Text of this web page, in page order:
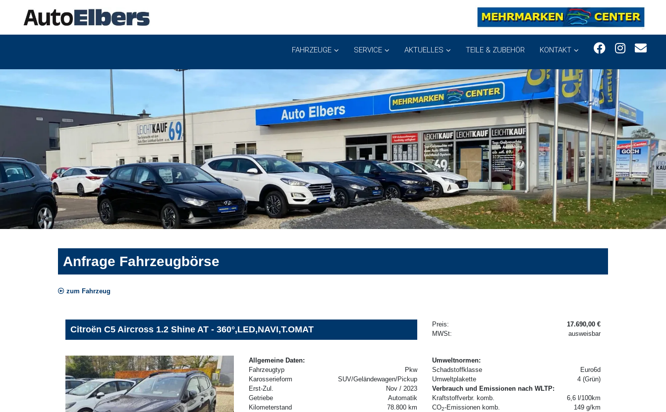
FAHRZEUGE SERVICE AKTUELLES TEILE & ZUBEHÖR KONTAKT
Anfrage Fahrzeugbörse
zum Fahrzeug
Citroën C5 Aircross 1.2 Shine AT - 360°,LED,NAVI,T.OMAT
Preis:
17.690,00 €
MWSt:
ausweisbar
Allgemeine Daten:
Fahrzeugtyp
Pkw
Karosserieform
SUV/Geländewagen/Pickup
Erst-Zul.
Nov / 2023
Getriebe
Automatik
Kilometerstand
78.800 km
Umweltnormen:
Schadstoffklasse
Euro6d
Umweltplakette
4 (Grün)
Verbrauch und Emissionen nach WLTP:
Kraftstoffverbr. komb.
6,6 l/100km
CO2-Emissionen komb.
149 g/km